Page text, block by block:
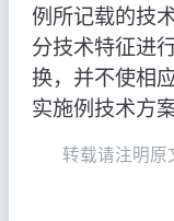
例所记载的技
分技术特征进
换，并不使相
实施例技术方
转载请注明原